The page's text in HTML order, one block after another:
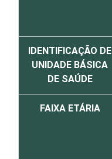
IDENTIFICAÇÃO DE
UNIDADE BÁSICA
DE SAÚDE
FAIXA ETÁRIA